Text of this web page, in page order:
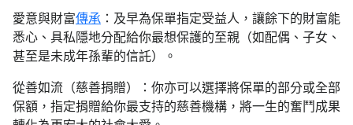
愛意與財富傳承 ：及早為保單指定受益人，讓餘下的財富能
悉心、具私隱地分配給你最想保護的至親（如配偶、子女、
甚至是未成年孫輩的信託）。
從善如流（慈善捐贈）：你亦可以選擇將保單的部分或全部
保額，指定捐贈給你最支持的慈善機構，將一生的奮鬥成果